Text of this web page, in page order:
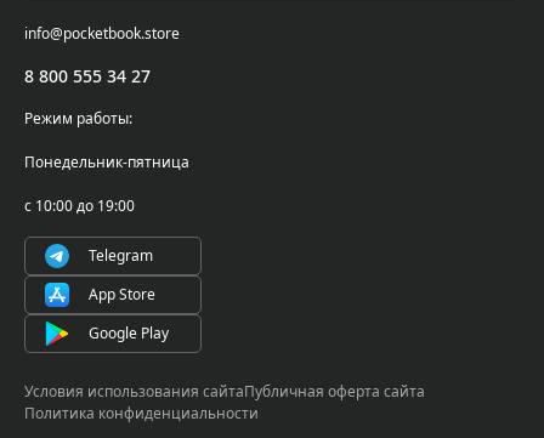
Где купить
Самовывоз
Осторожно, мошенники!
PocketBook Cloud
Проверка серийного номера
8 800 555 34 27
info@pocketbook.store
Режим работы:
Понедельник-пятница
с 10:00 до 19:00
Telegram
App Store
Google Play
Условия использования сайтаПубличная оферта сайта
Политика конфиденциальности